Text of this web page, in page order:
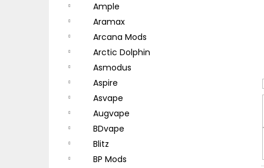
Ample
Aramax
Arcana Mods
Arctic Dolphin
Asmodus
Aspire
Asvape
Augvape
BDvape
Blitz
BP Mods